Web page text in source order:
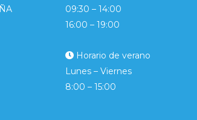
09:30 – 14:00
16:00 – 19:00
Horario de verano
Lunes – Viernes
8:00 – 15:00